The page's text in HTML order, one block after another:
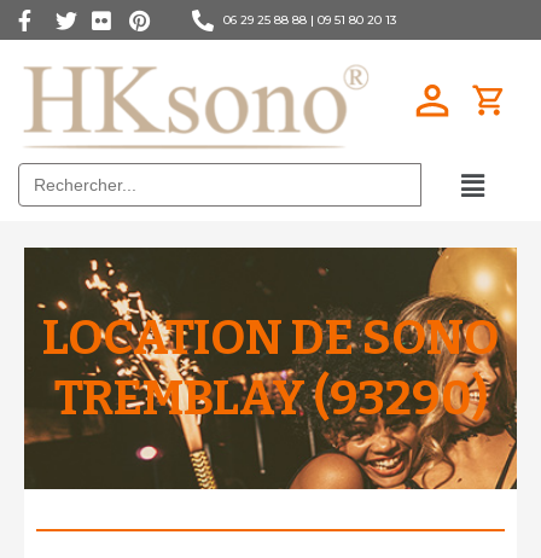
06 29 25 88 88 | 09 51 80 20 13
Search
for:
LOCATION DE SONO
TREMBLAY (93290)